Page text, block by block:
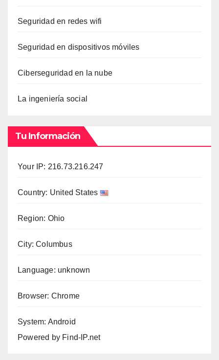
Seguridad en redes wifi
Seguridad en dispositivos móviles
Ciberseguridad en la nube
La ingeniería social
Tu Información
Your IP: 216.73.216.247
Country: United States
Region: Ohio
City: Columbus
Language: unknown
Browser: Chrome
System: Android
Powered by Find-IP.net